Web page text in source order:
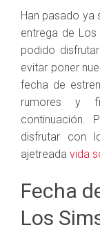
Han pasado ya
entrega de
podido
evitar poner
fecha de
rumores y
continuación.
disfrutar con
ajetreada vida
Fecha
Los